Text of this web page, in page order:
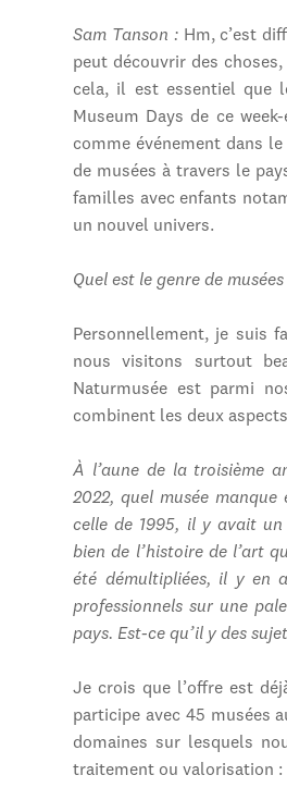
Sam Tanson : Hm, c’est
peut découvrir des
cela, il est essentiel que
Museum Days de ce
comme événement dans
de musées à travers le
familles avec enfants
un nouvel univers.
Quel est le genre de
Personnellement, je suis
nous visitons surtout
Naturmusée est parmi
combinent les deux
À l’aune de la troisième
2022, quel musée
celle de 1995, il y avait un
bien de l’histoire de l’art
été démultipliées, il y en
professionnels sur une
pays. Est-ce qu’il y des
Je crois que l’offre est
participe avec 45 musées
domaines sur lesquels
traitement ou valorisation :